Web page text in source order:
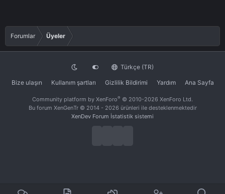
Forumlar Üyeler
Türkçe (TR)
Bize ulaşın Kullanım şartları Gizlilik Bildirimi Yardım Ana Sayfa
Community platform by XenForo® © 2010-2026 XenForo Ltd.
Bu forum XenGenTr © 2014 - 2026 ürünleri ile desteklenmektedir
XenDev Forum İstatistik sistemi